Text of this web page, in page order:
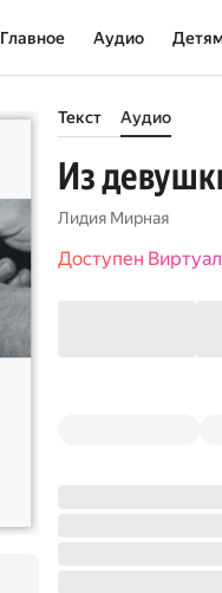
Главное Аудио
Текст Аудио
Из
Лидия Мирная
Доступен